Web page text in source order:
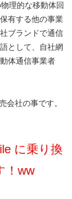
理的な移動体回
有する他の事業
ブランドで通信
として、自社網
体通信事業者
会社の事です。
に乗り換
！ww